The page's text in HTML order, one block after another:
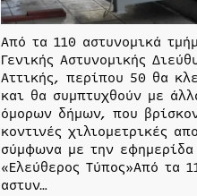
Από τα 110 αστυνομικά
Γενικής Αστυνομικής
Αττικής, περίπου 50 θα
και θα συμπτυχθούν με
όμορων δήμων, που
κοντινές χιλιομετρικές
σύμφωνα με την εφημερίδα
«Ελεύθερος Τύπος»Από τα
αστυν…